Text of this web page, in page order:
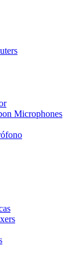
Microphones